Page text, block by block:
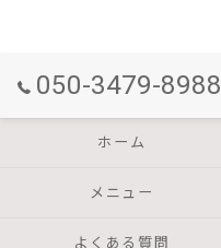
050-3479-8988
ホーム
メニュー
よくある質問